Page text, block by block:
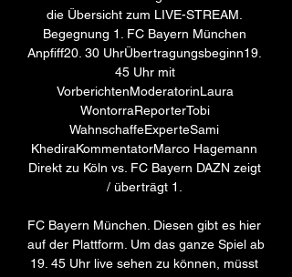
die Übersicht zum LIVE-STREAM.
Begegnung 1. FC Bayern München
Anpfiff20. 30 UhrÜbertragungsbeginn19.
45 Uhr mit
VorberichtenModeratorinLaura
WontorraReporterTobi
WahnschaffeExperteSami
KhediraKommentatorMarco Hagemann
Direkt zu Köln vs. FC Bayern DAZN zeigt
/ überträgt 1.
FC Bayern München. Diesen gibt es hier
auf der Plattform. Um das ganze Spiel ab
19. 45 Uhr live sehen zu können, müsst